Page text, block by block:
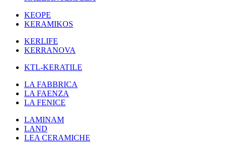
KEOPE
KERAMIKOS
KERLIFE
KERRANOVA
KTL-KERATILE
LA FABBRICA
LA FAENZA
LA FENICE
LAMINAM
LAND
LEA CERAMICHE